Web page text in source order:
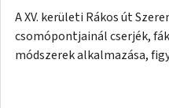
A XV. kerületi Rákos út
csomópontjainál cserjék,
módszerek alkalmazása,